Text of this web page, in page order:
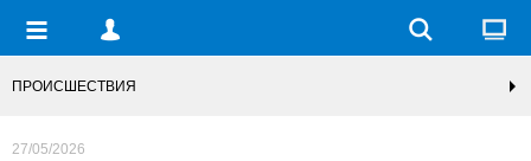
ПРОИСШЕСТВИЯ
27/05/2026